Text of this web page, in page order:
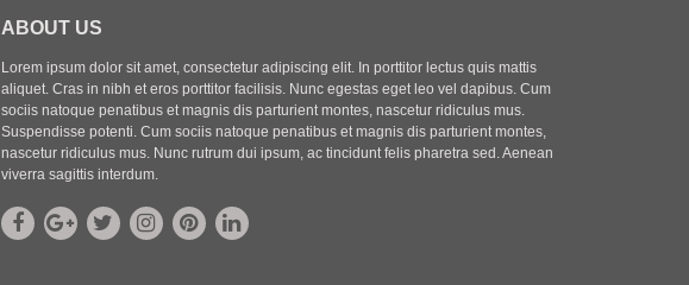
ABOUT US
Lorem ipsum dolor sit amet, consectetur adipiscing elit. In porttitor lectus quis mattis
aliquet. Cras in nibh et eros porttitor facilisis. Nunc egestas eget leo vel dapibus. Cum
sociis natoque penatibus et magnis dis parturient montes, nascetur ridiculus mus.
Suspendisse potenti. Cum sociis natoque penatibus et magnis dis parturient montes,
nascetur ridiculus mus. Nunc rutrum dui ipsum, ac tincidunt felis pharetra sed. Aenean
viverra sagittis interdum.